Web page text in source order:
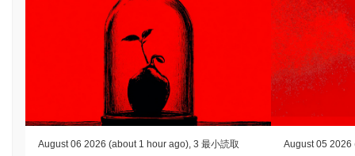
August 06 2026 (about 1 hour ago) 3 最小読取 August 05 2026